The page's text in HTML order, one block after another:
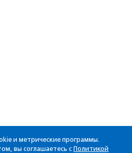
и метрические программы.
вы соглашаетесь с Политикой